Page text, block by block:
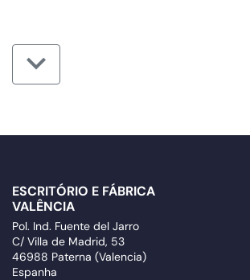
ESCRITÓRIO E FÁBRICA
VALÊNCIA
Pol. Ind. Fuente del Jarro
C/ Villa de Madrid, 53
46988 Paterna (Valencia)
Espanha